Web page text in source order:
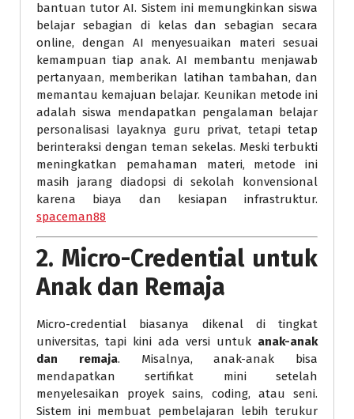
bantuan tutor AI. Sistem ini memungkinkan siswa
belajar sebagian di kelas dan sebagian secara
online, dengan AI menyesuaikan materi sesuai
kemampuan tiap anak. AI membantu menjawab
pertanyaan, memberikan latihan tambahan, dan
memantau kemajuan belajar. Keunikan metode ini
adalah siswa mendapatkan pengalaman belajar
personalisasi layaknya guru privat, tetapi tetap
berinteraksi dengan teman sekelas. Meski terbukti
meningkatkan pemahaman materi, metode ini
masih jarang diadopsi di sekolah konvensional
karena biaya dan kesiapan infrastruktur.
spaceman88
2. Micro-Credential untuk
Anak dan Remaja
Micro-credential biasanya dikenal di tingkat
universitas, tapi kini ada versi untuk anak-anak
dan remaja. Misalnya, anak-anak bisa
mendapatkan sertifikat mini setelah
menyelesaikan proyek sains, coding, atau seni.
Sistem ini membuat pembelajaran lebih terukur